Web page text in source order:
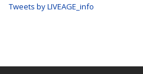
Tweets by LIVEAGE_info